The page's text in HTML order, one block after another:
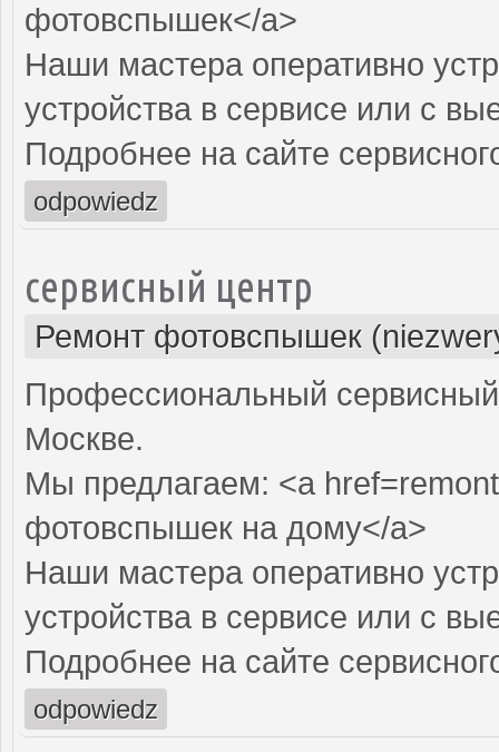
фотовспышек</a>
Наши мастера оперативно
устройства в сервисе или с
Подробнее на сайте
odpowiedz
сервисный центр
Ремонт фотовспышек
Профессиональный
Москве.
Мы предлагаем: <a
фотовспышек на дому</a>
Наши мастера оперативно
устройства в сервисе или с
Подробнее на сайте
odpowiedz